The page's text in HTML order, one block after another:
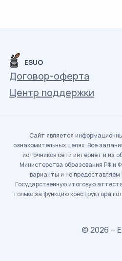
ESUO
Договор-оферта
Центр поддержки
Сайт является
ознакомительных целях. Все
источников сети интернет и из
Министерства образования РФ и
варианты и не
Государственную итоговую
только за функцию конструктора
© 2026 –